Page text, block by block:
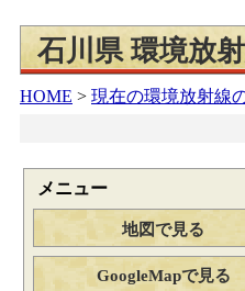
石川県 環境放
HOME > 現在の環境放射線
メニュー
地図で見る
GoogleMapで見る